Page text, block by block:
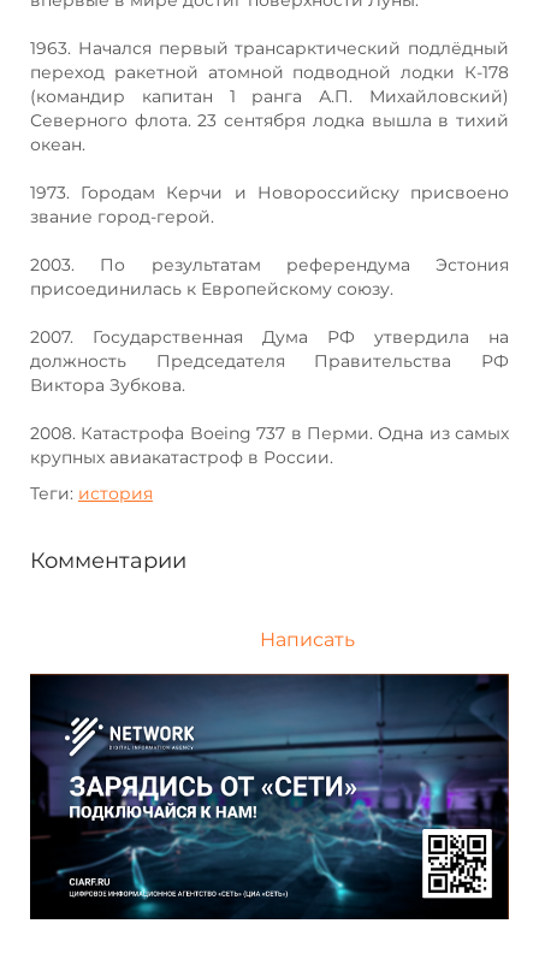
1963. Начался первый трансарктический подлёдный
переход ракетной атомной подводной лодки К-178
(командир капитан 1 ранга А.П. Михайловский)
Северного флота. 23 сентября лодка вышла в тихий
океан.
1973. Городам Керчи и Новороссийску присвоено
звание город-герой.
2003. По результатам референдума Эстония
присоединилась к Европейскому союзу.
2007. Государственная Дума РФ утвердила на
должность Председателя Правительства РФ
Виктора Зубкова.
2008. Катастрофа Boeing 737 в Перми. Одна из самых
крупных авиакатастроф в России.
Теги: история
Комментарии
Написать